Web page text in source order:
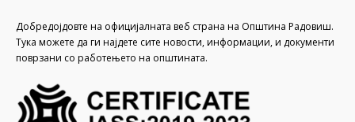
Добредојдовте на официјалната веб страна на Општина Радовиш.
Тука можете да ги најдете сите новости, информации, и документи
поврзани со работењето на општината.